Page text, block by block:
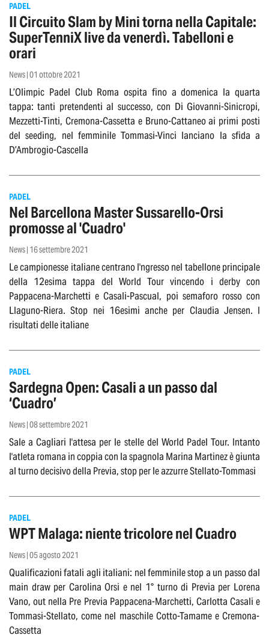
PADEL
Il Circuito Slam by Mini torna nella Capitale:
SuperTenniX live da venerdì. Tabelloni e
orari
News | 01 ottobre 2021
L’Olimpic Padel Club Roma ospita fino a domenica la quarta
tappa: tanti pretendenti al successo, con Di Giovanni-Sinicropi,
Mezzetti-Tinti, Cremona-Cassetta e Bruno-Cattaneo ai primi posti
del seeding, nel femminile Tommasi-Vinci lanciano la sfida a
D’Ambrogio-Cascella
PADEL
Nel Barcellona Master Sussarello-Orsi
promosse al 'Cuadro'
News | 16 settembre 2021
Le campionesse italiane centrano l'ngresso nel tabellone principale
della 12esima tappa del World Tour vincendo i derby con
Pappacena-Marchetti e Casali-Pascual, poi semaforo rosso con
Llaguno-Riera. Stop nei 16esimi anche per Claudia Jensen. I
risultati delle italiane
PADEL
Sardegna Open: Casali a un passo dal
‘Cuadro’
News | 08 settembre 2021
Sale a Cagliari l'attesa per le stelle del World Padel Tour. Intanto
l'atleta romana in coppia con la spagnola Marina Martinez è giunta
al turno decisivo della Previa, stop per le azzurre Stellato-Tommasi
PADEL
WPT Malaga: niente tricolore nel Cuadro
News | 05 agosto 2021
Qualificazioni fatali agli italiani: nel femminile stop a un passo dal
main draw per Carolina Orsi e nel 1° turno di Previa per Lorena
Vano, out nella Pre Previa Pappacena-Marchetti, Carlotta Casali e
Tommasi-Stellato, come nel maschile Cotto-Tamame e Cremona-
Cassetta